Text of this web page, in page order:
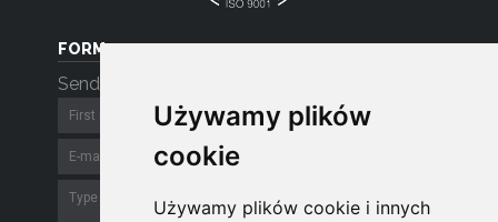
Używamy plików
cookie
Używamy plików cookie i innych
Używamy plików
cookie
Używamy plików cookie i innych
FORM
Send a message